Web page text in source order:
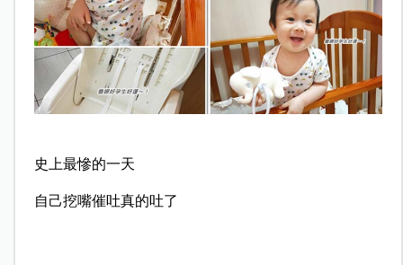
史上最慘的一天
自己挖嘴催吐真的吐了